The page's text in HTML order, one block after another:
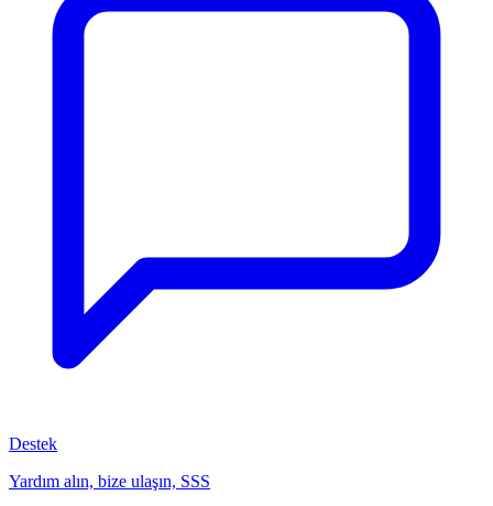
Destek
Yardım alın, bize ulaşın, SSS